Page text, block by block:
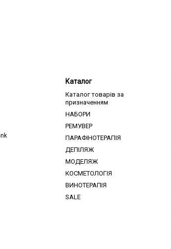
Каталог
Каталог товарів за
призначенням
НАБОРИ
РЕМУВЕР
ПАРАФІНОТЕРАПІЯ
ДЕПІЛЯЖ
МОДЕЛЯЖ
КОСМЕТОЛОГІЯ
ВИНОТЕРАПІЯ
SALE